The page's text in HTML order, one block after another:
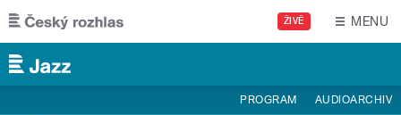
Přejít k hlavnímu obsahu
ŽIVĚ MENU
PROGRAM AUDIOARCHIV